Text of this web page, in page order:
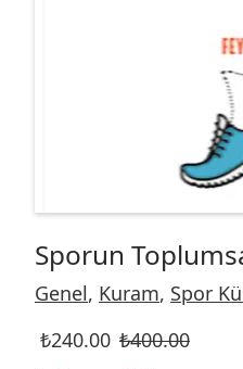
Sporun
Genel, Kuram, Spor
₺400.00
₺240.00